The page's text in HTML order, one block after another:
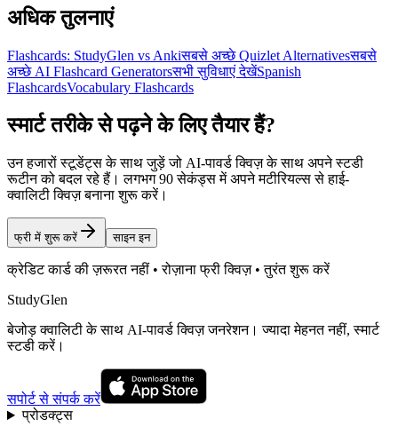
अधिक तुलनाएं
Flashcards: StudyGlen vs Ankiसबसे अच्छे Quizlet Alternativesसबसे
अच्छे AI Flashcard Generatorsसभी सुविधाएं देखेंSpanish
FlashcardsVocabulary Flashcards
स्मार्ट तरीके से पढ़ने के लिए तैयार हैं?
उन हजारों स्टूडेंट्स के साथ जुड़ें जो AI-पावर्ड क्विज़ के साथ अपने स्टडी
रूटीन को बदल रहे हैं। लगभग 90 सेकंड्स में अपने मटीरियल्स से हाई-
क्वालिटी क्विज़ बनाना शुरू करें।
फ्री में शुरू करें साइन इन
क्रेडिट कार्ड की ज़रूरत नहीं • रोज़ाना फ्री क्विज़ • तुरंत शुरू करें
StudyGlen
बेजोड़ क्वालिटी के साथ AI-पावर्ड क्विज़ जनरेशन। ज्यादा मेहनत नहीं, स्मार्ट
स्टडी करें।
सपोर्ट से संपर्क करें
प्रोडक्ट्स